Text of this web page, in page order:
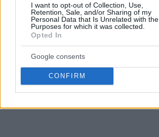
I want to opt-out of Collection, Use,
Retention, Sale, and/or Sharing of my
Personal Data that Is Unrelated with the
Purposes for which it was collected.
Opted In
Google consents
CONFIRM